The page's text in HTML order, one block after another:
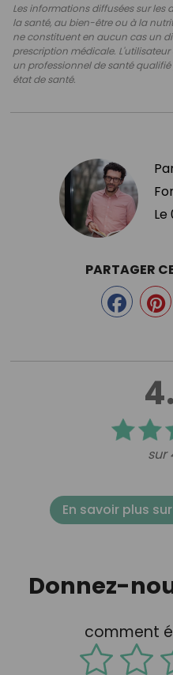
Les informations diffusées sur les
la santé, au bien-être ou à la
ne constituent en aucun cas un
prescription médicale.
un professionnel de santé
état de santé.
Le
sur
PARTAGER
En savoir plus
Donnez-
comment